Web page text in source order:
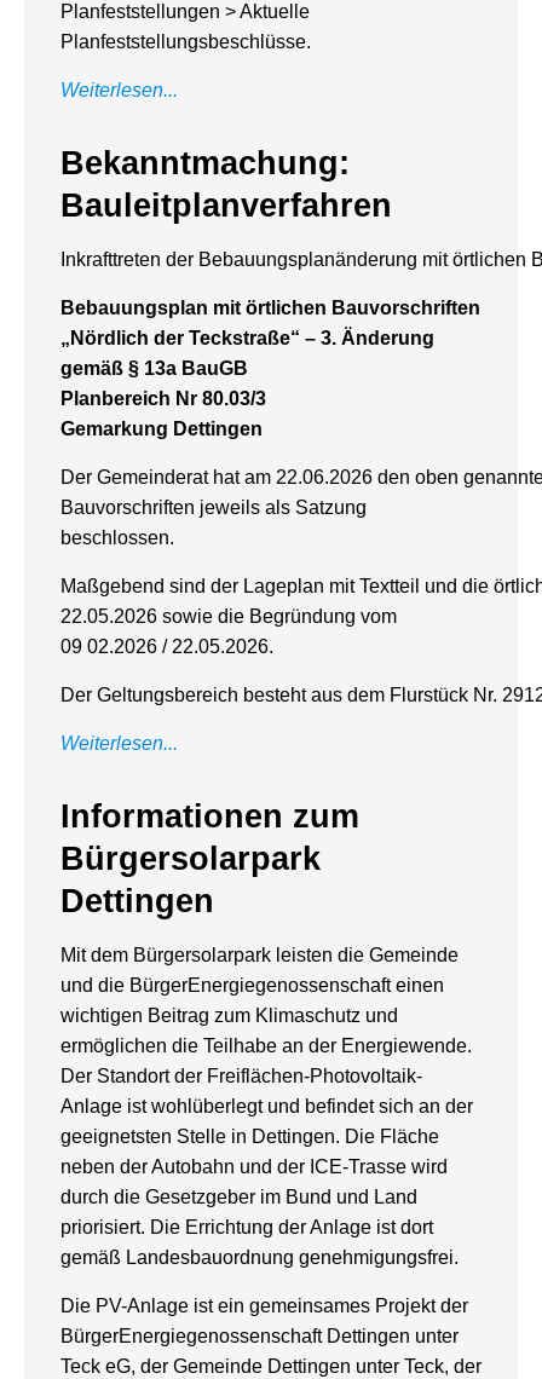
Planfeststellungen > Aktuelle
Planfeststellungsbeschlüsse.
Weiterlesen...
Bekanntmachung:
Bauleitplanverfahren
Inkrafttreten der Bebauungsplanänderung mit örtlichen
Bebauungsplan mit örtlichen Bauvorschriften
„Nördlich der Teckstraße“ – 3. Änderung
gemäß § 13a BauGB
Planbereich Nr 80.03/3
Gemarkung Dettingen
Der Gemeinderat hat am 22.06.2026 den oben
Bauvorschriften jeweils als Satzung
beschlossen.
Maßgebend sind der Lageplan mit Textteil und die
22.05.2026 sowie die Begründung vom
09 02.2026 / 22.05.2026.
Der Geltungsbereich besteht aus dem Flurstück Nr.
​Weiterlesen...
Informationen zum
Bürgersolarpark
Dettingen
Mit dem Bürgersolarpark leisten die Gemeinde
und die BürgerEnergiegenossenschaft einen
wichtigen Beitrag zum Klimaschutz und
ermöglichen die Teilhabe an der Energiewende.
Der Standort der Freiflächen-Photovoltaik-
Anlage ist wohlüberlegt und befindet sich an der
geeignetsten Stelle in Dettingen. Die Fläche
neben der Autobahn und der ICE-Trasse wird
durch die Gesetzgeber im Bund und Land
priorisiert. Die Errichtung der Anlage ist dort
gemäß Landesbauordnung genehmigungsfrei.
Die PV-Anlage ist ein gemeinsames Projekt der
BürgerEnergiegenossenschaft Dettingen unter
Teck eG, der Gemeinde Dettingen unter Teck, der